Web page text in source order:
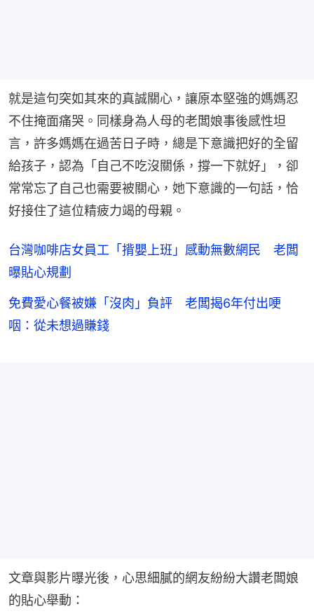
就是這句突如其來的真誠關心，讓原本堅強的媽媽忍
不住掩面痛哭。同樣身為人母的老闆娘事後感性坦
言，許多媽媽在過苦日子時，總是下意識把好的全留
給孩子，認為「自己不吃沒關係，撐一下就好」，卻
常常忘了自己也需要被關心，她下意識的一句話，恰
好接住了這位精疲力竭的母親。
台灣咖啡店女員工「揹嬰上班」感動無數網民 老闆
曝貼心規劃
免費愛心餐被嫌「沒肉」負評 老闆揭6年付出哽
咽：從未想過賺錢
文章與影片曝光後，心思細膩的網友紛紛大讚老闆娘
的貼心舉動：